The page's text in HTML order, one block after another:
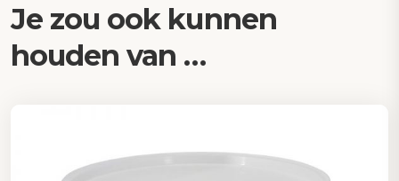
Je zou ook kunnen
houden van …